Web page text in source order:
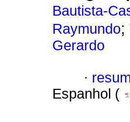
Bautista-
Raymundo;
Gerardo
·
Espanhol (